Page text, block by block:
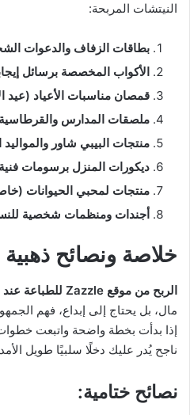
النيتشات المربحة:
بطاقات الزفاف والدعوات
الأكواب المخصصة برسائل
قمصان مناسبات الأعياد (عيد
ملصقات المدارس
منتجات البيبي شاور والمواليد
ديكورات المنزل برسومات
منتجات لمحبي الحيوانات
أجندات ومنظمات شخصية
خلاصة ونصائح ذهبية
الربح من موقع Zazzle للطباعة عند الطلب (POD)
مال، بل يحتاج إلى إبداع، فهم
إذا بدأت بخطة واضحة واتبعت
ناجح يُدر عليك دخلًا سلبيًا طويل
نصائح ختامية: